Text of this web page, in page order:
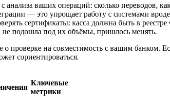
ваших операций: сколько переводов,
— это упрощает работу с системами
сертификаты: касса должна быть в
подошла под их объёмы, пришлось менять.
о проверке на совместимость с вашим
сориентироваться.
Ключевые
метрики